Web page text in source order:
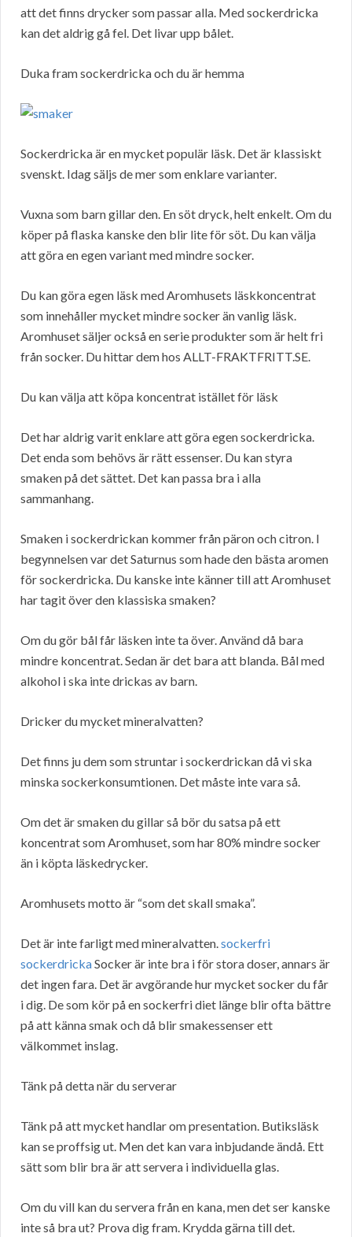
att det finns drycker som passar alla. Med sockerdricka
kan det aldrig gå fel. Det livar upp bålet.
Duka fram sockerdricka och du är hemma
Sockerdricka är en mycket populär läsk. Det är klassiskt
svenskt. Idag säljs de mer som enklare varianter.
Vuxna som barn gillar den. En söt dryck, helt enkelt. Om du
köper på flaska kanske den blir lite för söt. Du kan välja
att göra en egen variant med mindre socker.
Du kan göra egen läsk med Aromhusets läskkoncentrat
som innehåller mycket mindre socker än vanlig läsk.
Aromhuset säljer också en serie produkter som är helt fri
från socker. Du hittar dem hos ALLT-FRAKTFRITT.SE.
Du kan välja att köpa koncentrat istället för läsk
Det har aldrig varit enklare att göra egen sockerdricka.
Det enda som behövs är rätt essenser. Du kan styra
smaken på det sättet. Det kan passa bra i alla
sammanhang.
Smaken i sockerdrickan kommer från päron och citron. I
begynnelsen var det Saturnus som hade den bästa aromen
för sockerdricka. Du kanske inte känner till att Aromhuset
har tagit över den klassiska smaken?
Om du gör bål får läsken inte ta över. Använd då bara
mindre koncentrat. Sedan är det bara att blanda. Bål med
alkohol i ska inte drickas av barn.
Dricker du mycket mineralvatten?
Det finns ju dem som struntar i sockerdrickan då vi ska
minska sockerkonsumtionen. Det måste inte vara så.
Om det är smaken du gillar så bör du satsa på ett
koncentrat som Aromhuset, som har 80% mindre socker
än i köpta läskedrycker.
Aromhusets motto är “som det skall smaka”.
Det är inte farligt med mineralvatten. sockerfri
sockerdrickaSocker är inte bra i för stora doser, annars är
det ingen fara. Det är avgörande hur mycket socker du får
i dig. De som kör på en sockerfri diet länge blir ofta bättre
på att känna smak och då blir smakessenser ett
välkommet inslag.
Tänk på detta när du serverar
Tänk på att mycket handlar om presentation. Butiksläsk
kan se proffsig ut. Men det kan vara inbjudande ändå. Ett
sätt som blir bra är att servera i individuella glas.
Om du vill kan du servera från en kana, men det ser kanske
inte så bra ut? Prova dig fram. Krydda gärna till det.